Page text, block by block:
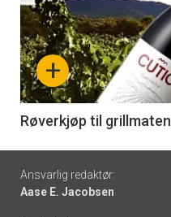
akkurat
nå
-
6
+
Røverkjøp til grillmaten
Footer
-
Ansvarlig redaktør:
Aase E. Jacobsen